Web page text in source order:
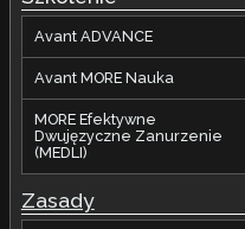
Avant ADVANCE
Avant MORE Nauka
MORE Efektywne
Dwujęzyczne Zanurzenie
(MEDLI)
Zasady